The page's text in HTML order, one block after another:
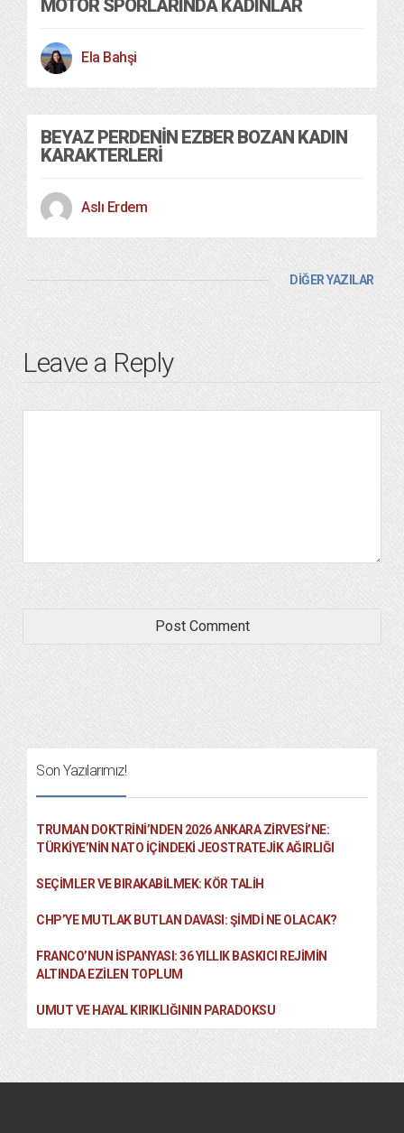
MOTOR SPORLARINDA KADINLAR
Ela Bahşi
BEYAZ PERDENIN EZBER BOZAN KADIN
KARAKTERLERI
Aslı Erdem
DİĞER YAZILAR
Leave a Reply
Son Yazılarımız!
TRUMAN DOKTRINI’NDEN 2026 ANKARA ZIRVESI’NE:
TÜRKIYE’NIN NATO İÇINDEKI JEOSTRATEJIK AĞIRLIĞI
SEÇIMLER VE BIRAKABILMEK: KÖR TALIH
CHP’YE MUTLAK BUTLAN DAVASI: ŞİMDİ NE OLACAK?
FRANCO’NUN İSPANYASI: 36 YILLIK BASKICI REJIMIN
ALTINDA EZILEN TOPLUM
UMUT VE HAYAL KIRIKLIĞININ PARADOKSU